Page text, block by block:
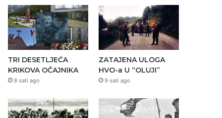
TRI DESETLJEĆA
KRIKOVA OČAJNIKA
8 sati ago
ZATAJENA ULOGA
HVO-a U “OLUJI”
9 sati ago